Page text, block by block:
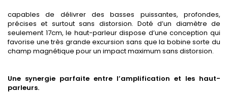
capables de délivrer des basses puissantes, profondes,
précises et surtout sans distorsion. Doté d’un diamètre de
seulement 17cm, le haut-parleur dispose d’une conception qui
favorise une très grande excursion sans que la bobine sorte du
champ magnétique pour un impact maximum sans distorsion.
Une synergie parfaite entre l’amplification et les haut-
parleurs.